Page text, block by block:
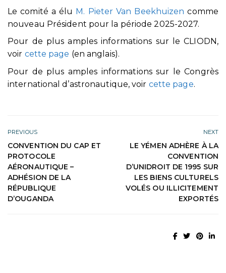
Le comité a élu M. Pieter Van Beekhuizen comme
nouveau Président pour la période 2025-2027.
Pour de plus amples informations sur le CLIODN,
voir cette page (en anglais).
Pour de plus amples informations sur le Congrès
international d’astronautique, voir cette page.
PREVIOUS
CONVENTION DU CAP ET
PROTOCOLE
AÉRONAUTIQUE –
ADHÉSION DE LA
RÉPUBLIQUE
D’OUGANDA
NEXT
LE YÉMEN ADHÈRE À LA
CONVENTION
D’UNIDROIT DE 1995 SUR
LES BIENS CULTURELS
VOLÉS OU ILLICITEMENT
EXPORTÉS